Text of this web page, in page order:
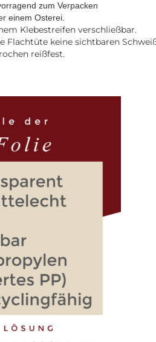
zum Verpacken
einem Osterei.
Klebestreifen verschließbar.
Flachtüte keine sichtbaren
reißfest.